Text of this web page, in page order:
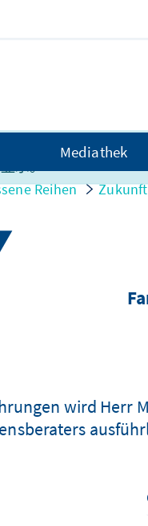
憾，此内容无法以中
示。
Mediathek
Reihen
wird Herr